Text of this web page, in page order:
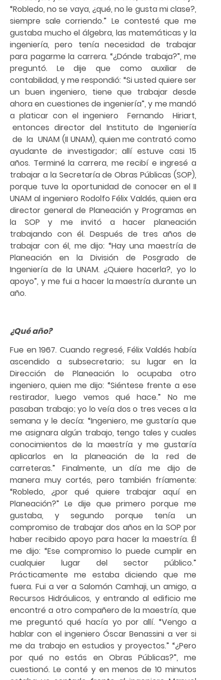
“Robledo, no se vaya, ¿qué, no le gusta mi clase?,
siempre sale corriendo.” Le contesté que me
gustaba mucho el álgebra, las matemáticas y la
ingeniería, pero tenía necesidad de trabajar
para pagarme la carrera. “¿Dónde trabaja?”, me
preguntó. Le dije que como auxiliar de
contabilidad, y me respondió: “Si usted quiere ser
un buen ingeniero, tiene que trabajar desde
ahora en cuestiones de ingeniería”, y me mandó
a platicar con el ingeniero Fernando Hiriart,
entonces director del Instituto de Ingeniería
de la UNAM (II UNAM), quien me contrató como
ayudante de investigador; allí estuve casi 15
años. Terminé la carrera, me recibí e ingresé a
trabajar a la Secretaría de Obras Públicas (SOP),
porque tuve la oportunidad de conocer en el II
UNAM al ingeniero Rodolfo Félix Valdés, quien era
director general de Planeación y Programas en
la SOP y me invitó a hacer planeación
trabajando con él. Después de tres años de
trabajar con él, me dijo: “Hay una maestría de
Planeación en la División de Posgrado de
Ingeniería de la UNAM. ¿Quiere hacerla?, yo lo
apoyo”, y me fui a hacer la maestría durante un
año.
¿Qué año?
Fue en 1967. Cuando regresé, Félix Valdés había
ascendido a subsecretario; su lugar en la
Dirección de Planeación lo ocupaba otro
ingeniero, quien me dijo: “Siéntese frente a ese
restirador, luego vemos qué hace.” No me
pasaban trabajo; yo lo veía dos o tres veces a la
semana y le decía: “Ingeniero, me gustaría que
me asignara algún trabajo, tengo tales y cuales
conocimientos de la maestría y me gustaría
aplicarlos en la planeación de la red de
carreteras.” Finalmente, un día me dijo de
manera muy cortés, pero también fríamente:
“Robledo, ¿por qué quiere trabajar aquí en
Planeación?” Le dije que primero porque me
gustaba, y segundo porque tenía un
compromiso de trabajar dos años en la SOP por
haber recibido apoyo para hacer la maestría. Él
me dijo: “Ese compromiso lo puede cumplir en
cualquier lugar del sector público.”
Prácticamente me estaba diciendo que me
fuera. Fui a ver a Salomón Camhaji, un amigo, a
Recursos Hidráulicos, y entrando al edificio me
encontré a otro compañero de la maestría, que
me preguntó qué hacía yo por allí. “Vengo a
hablar con el ingeniero Óscar Benassini a ver si
me da trabajo en estudios y proyectos.” “¿Pero
por qué no estás en Obras Públicas?”, me
cuestionó. Le conté y en menos de 10 minutos